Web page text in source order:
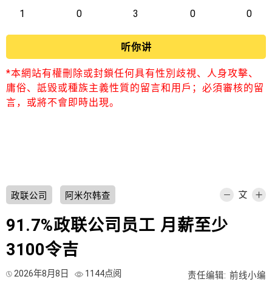
1 0 3 0 0
听你讲
*本網站有權刪除或封鎖任何具有性別歧視、人身攻擊、
庸俗、詆毀或種族主義性質的留言和用戶；必須審核的留
言，或將不會即時出現。
政联公司 阿米尔韩查
91.7%政联公司员工 月薪至少
3100令吉
2026年8月8日 1144点阅 责任编辑: 前线小编